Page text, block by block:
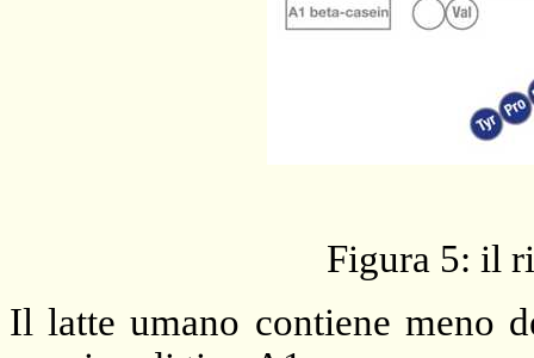
Figura 5: il
Il latte umano contiene meno